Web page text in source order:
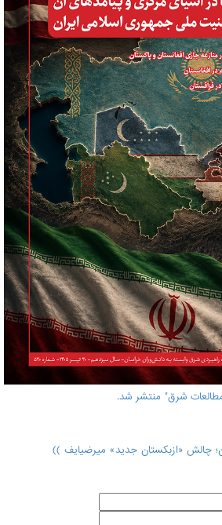
چالش «ازبکستان جدید» میرضیایف ))